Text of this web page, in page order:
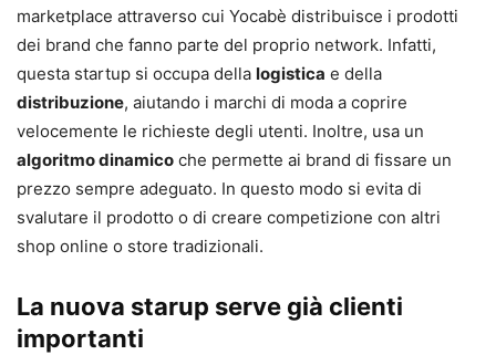
marketplace attraverso cui Yocabè distribuisce i prodotti
dei brand che fanno parte del proprio network. Infatti,
questa startup si occupa della logistica e della
distribuzione, aiutando i marchi di moda a coprire
velocemente le richieste degli utenti. Inoltre, usa un
algoritmo dinamico che permette ai brand di fissare un
prezzo sempre adeguato. In questo modo si evita di
svalutare il prodotto o di creare competizione con altri
shop online o store tradizionali.
La nuova starup serve già clienti
importanti